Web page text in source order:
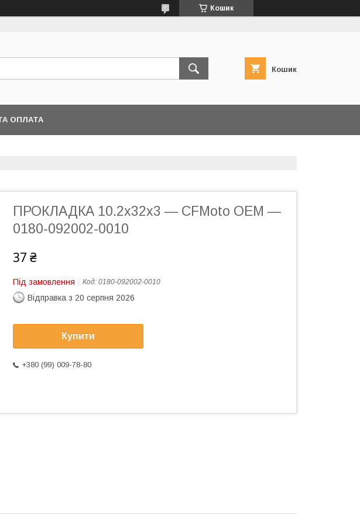
Кошик
Кошик
ОПЛАТА
ПРОКЛАДКА 10.2x32x3 — CFMoto OEM —
0180-092002-0010
37 ₴
Під замовлення Код: 0180-092002-0010
Відправка з 20 серпня 2026
Купити
+380 (99) 009-78-80